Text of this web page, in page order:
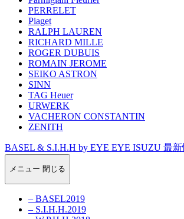
PERRELET
Piaget
RALPH LAUREN
RICHARD MILLE
ROGER DUBUIS
ROMAIN JEROME
SEIKO ASTRON
SINN
TAG Heuer
URWERK
VACHERON CONSTANTIN
ZENITH
BASEL & S.I.H.H by EYE EYE ISUZU 最新
メニュー 閉じる
– BASEL2019
– S.I.H.H.2019